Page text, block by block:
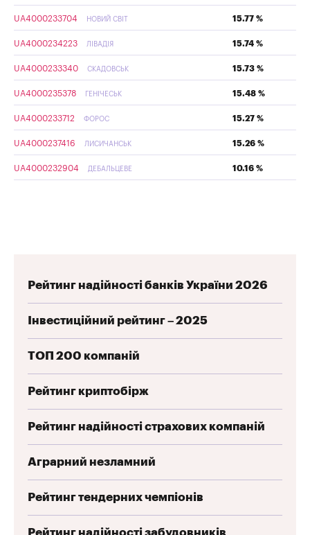
UA4000233704 НОВИЙ СВІТ 15.77 %
UA4000234223 ЛІВАДІЯ 15.74 %
UA4000233340 СКАДОВСЬК 15.73 %
UA4000235378 ГЕНІЧЕСЬК 15.48 %
UA4000233712 ФОРОС 15.27 %
UA4000237416 ЛИСИЧАНСЬК 15.26 %
UA4000232904 ДЕБАЛЬЦЕВЕ 10.16 %
Рейтинг надійності банків України 2026
Інвестиційний рейтинг – 2025
ТОП 200 компаній
Рейтинг криптобірж
Рейтинг надійності страхових компаній
Аграрний незламний
Рейтинг тендерних чемпіонів
Рейтинг надійності забудовників